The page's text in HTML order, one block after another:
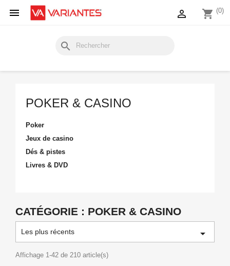
 shopping_cart (0)

search
POKER & CASINO
Poker
Jeux de casino
Dés & pistes
Livres & DVD
CATÉGORIE : POKER & CASINO
Les plus récents 
Affichage 1-42 de 210 article(s)